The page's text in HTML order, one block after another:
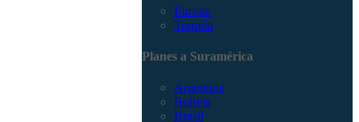
Europa
Turquía
Planes a Suramérica
Argentina
Bolivia
Brasil